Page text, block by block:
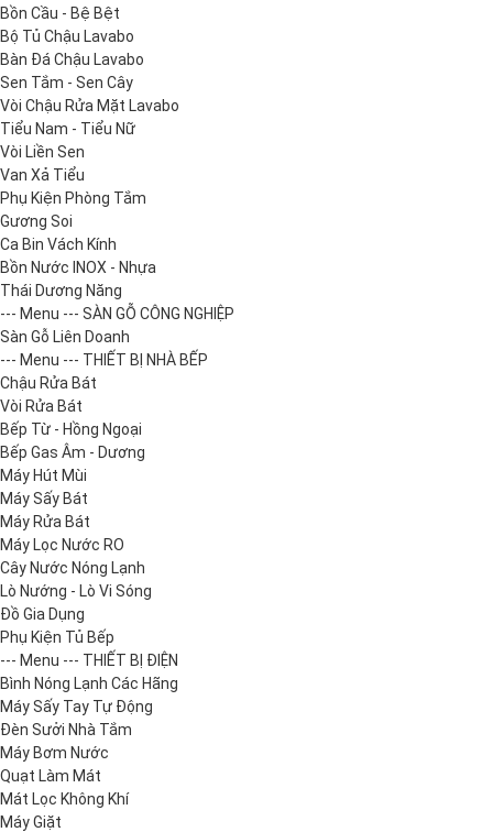
Bồn Cầu - Bệ Bệt
Bộ Tủ Chậu Lavabo
Bàn Đá Chậu Lavabo
Sen Tắm - Sen Cây
Vòi Chậu Rửa Mặt Lavabo
Tiểu Nam - Tiểu Nữ
Vòi Liền Sen
Van Xả Tiểu
Phụ Kiện Phòng Tắm
Gương Soi
Ca Bin Vách Kính
Bồn Nước INOX - Nhựa
Thái Dương Năng
--- Menu --- SÀN GỖ CÔNG NGHIỆP
Sàn Gỗ Liên Doanh
--- Menu --- THIẾT BỊ NHÀ BẾP
Chậu Rửa Bát
Vòi Rửa Bát
Bếp Từ - Hồng Ngoại
Bếp Gas Âm - Dương
Máy Hút Mùi
Máy Sấy Bát
Máy Rửa Bát
Máy Lọc Nước RO
Cây Nước Nóng Lạnh
Lò Nướng - Lò Vi Sóng
Đồ Gia Dụng
Phụ Kiện Tủ Bếp
--- Menu --- THIẾT BỊ ĐIỆN
Bình Nóng Lạnh Các Hãng
Máy Sấy Tay Tự Động
Đèn Sưởi Nhà Tắm
Máy Bơm Nước
Quạt Làm Mát
Mát Lọc Không Khí
Máy Giặt